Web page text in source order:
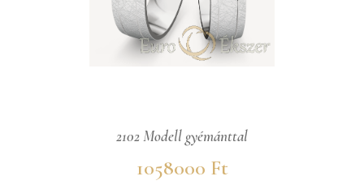
2102 Modell gyémánttal
1058000 Ft